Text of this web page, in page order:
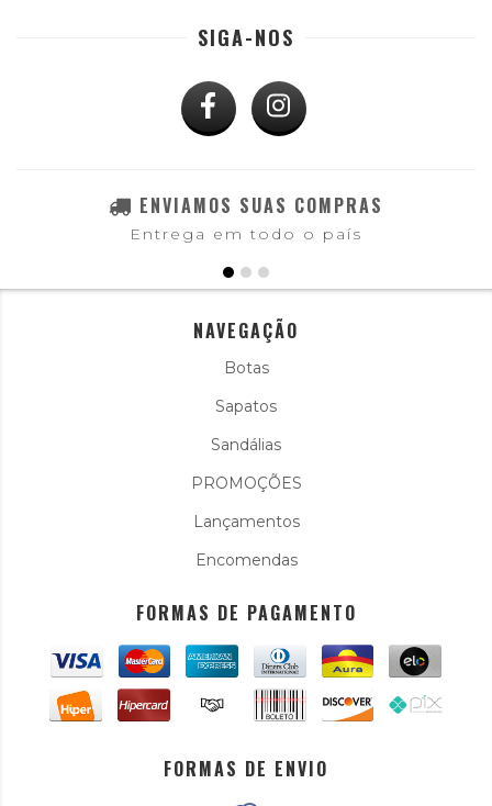
SIGA-NOS
ENVIAMOS SUAS COMPRAS
Entrega em todo o país
NAVEGAÇÃO
Botas
Sapatos
Sandálias
PROMOÇÕES
Lançamentos
Encomendas
FORMAS DE PAGAMENTO
FORMAS DE ENVIO